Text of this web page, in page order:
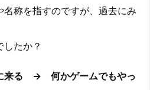
称を指すのですが、過去にみ
したか？
来る → 何かゲームでもやっ